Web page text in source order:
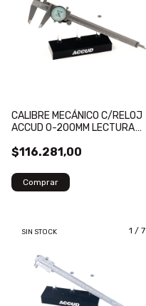
CALIBRE MECÁNICO C/RELOJ
ACCUD 0-200MM LECTURA
$116.281,00
1 / 7
SIN STOCK